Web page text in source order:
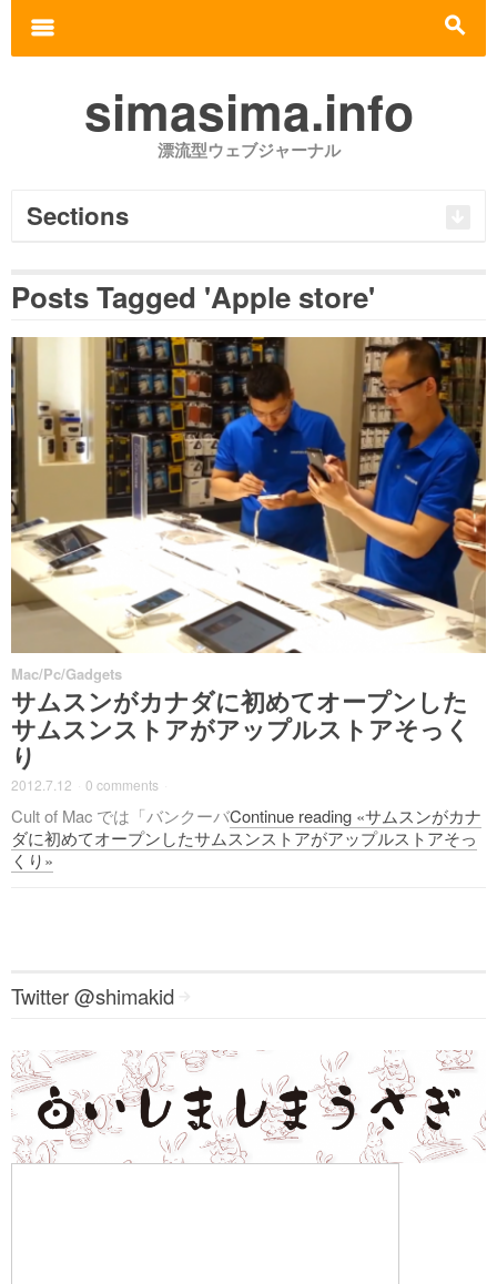
s
m
simasima.info
漂流型ウェブジャーナル
Sections
Posts Tagged 'Apple store'
Mac/Pc/Gadgets
サムスンがカナダに初めてオープンした
サムスンストアがアップルストアそっく
り
2012.7.12 0 comments
Cult of Mac では「バンクーバContinue reading «サムスンがカナ
ダに初めてオープンしたサムスンストアがアップルストアそっ
くり»
Twitter @shimakid